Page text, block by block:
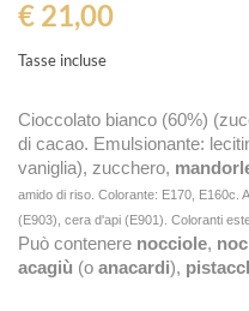
€ 21,00
Tasse incluse
Cioccolato bianco (60%)
di cacao. Emulsionante:
vaniglia), zucchero,
amido di riso . Colorante: E170,
(E903), cera d'api (E901). Coloranti
Può contenere nocciole,
acagiù (o anacardi),